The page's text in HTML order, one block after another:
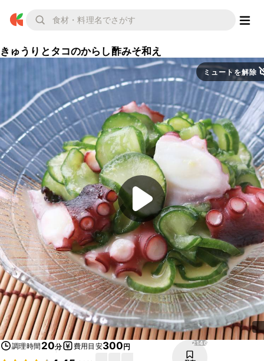
きゅうりとタコのからし酢みそ和え
ミュートを解除
調理時間 20分 費用目安300円 2146